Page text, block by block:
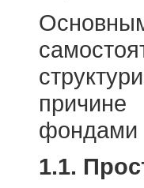
фондами
1.1.